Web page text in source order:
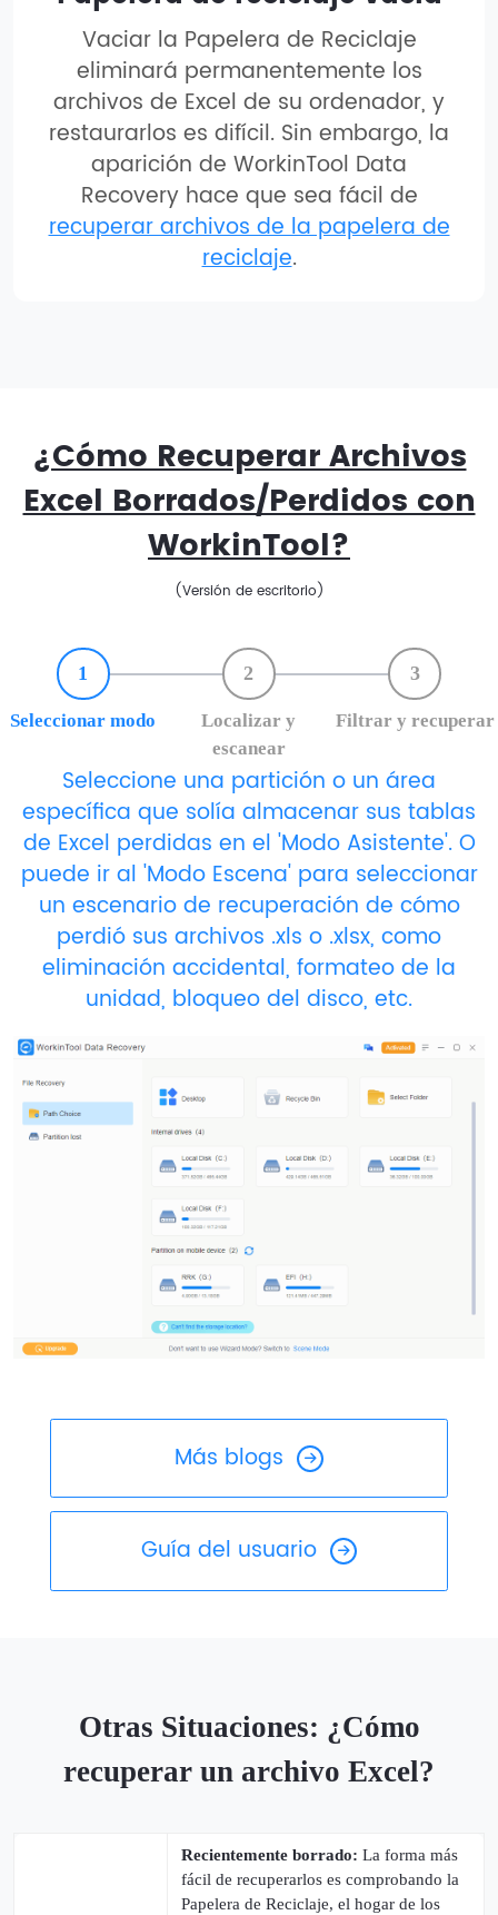
Vaciar la Papelera de Reciclaje
eliminará permanentemente los
archivos de Excel de su ordenador, y
restaurarlos es difícil. Sin embargo, la
aparición de WorkinTool Data
Recovery hace que sea fácil de
recuperar archivos de la papelera de
reciclaje.
¿Cómo Recuperar Archivos
Excel Borrados/Perdidos con
WorkinTool?
(Versión de escritorio)
1
Seleccionar modo
2
Localizar y
escanear
3
Filtrar y recuperar
Seleccione una partición o un área
específica que solía almacenar sus tablas
de Excel perdidas en el 'Modo Asistente'. O
puede ir al 'Modo Escena' para seleccionar
un escenario de recuperación de cómo
perdió sus archivos .xls o .xlsx, como
eliminación accidental, formateo de la
unidad, bloqueo del disco, etc.
Más blogs
Guía del usuario
Otras Situaciones: ¿Cómo
recuperar un archivo Excel?
Recientemente borrado: La forma más
fácil de recuperarlos es comprobando la
Papelera de Reciclaje, el hogar de los